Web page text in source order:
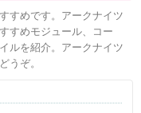
すめです。アークナイツ
すめモジュール、コー
ルを紹介。アークナイツ
うぞ。